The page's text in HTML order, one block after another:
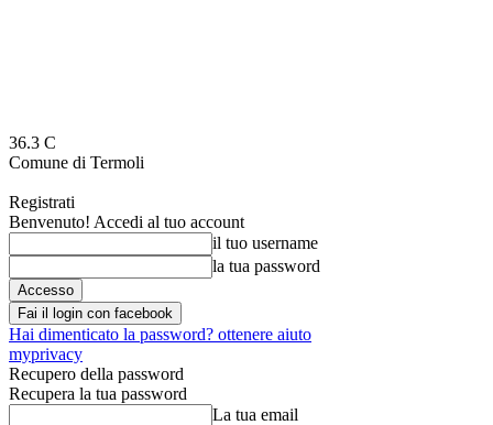
36.3 C
Comune di Termoli
Registrati
Benvenuto! Accedi al tuo account
il tuo username
la tua password
Fai il login con facebook
Hai dimenticato la password? ottenere aiuto
myprivacy
Recupero della password
Recupera la tua password
La tua email